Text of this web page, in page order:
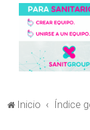
Inicio Índice